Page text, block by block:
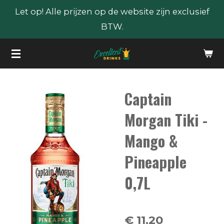
naar
de
hoofdinhoud
Let op! Alle prijzen op de website zijn exclusief
BTW.
Captain
Morgan Tiki -
Mango &
Pineapple
0,7L
€ 11,20